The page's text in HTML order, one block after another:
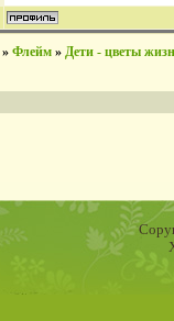
» Флейм » Дети - цветы